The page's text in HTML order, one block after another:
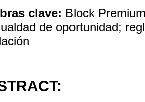
clave: Block
de oportunidad;